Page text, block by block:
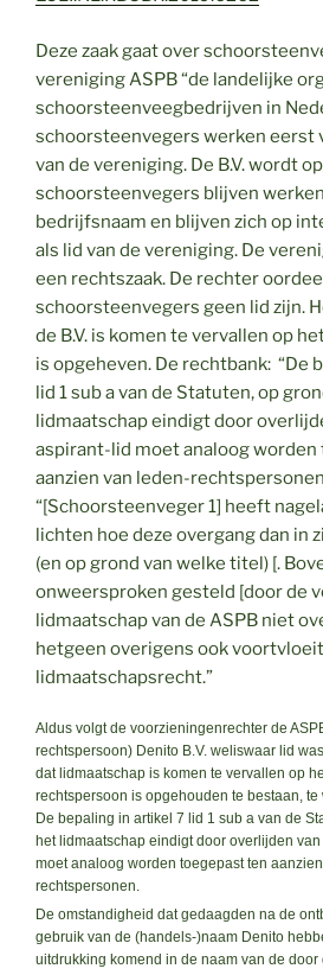
Deze zaak gaat over
vereniging ASPB “de landelijke
schoorsteenveegbedrijven in
schoorsteenvegers werken eerst
van de vereniging. De B.V. wordt
schoorsteenvegers blijven
bedrijfsnaam en blijven zich op
als lid van de vereniging. De
een rechtszaak. De rechter
schoorsteenvegers geen lid zijn.
de B.V. is komen te vervallen op
is opgeheven. De rechtbank: “De
lid 1 sub a van de Statuten, op
lidmaatschap eindigt door
aspirant-lid moet analoog
aanzien van leden-
“[Schoorsteenveger 1] heeft
lichten hoe deze overgang dan in
(en op grond van welke titel) [.
onweersproken gesteld [door de
lidmaatschap van de ASPB niet
hetgeen overigens ook
lidmaatschapsrecht.”
Aldus volgt de voorzieningenrechter de
rechtspersoon) Denito B.V. weliswaar lid
dat lidmaatschap is komen te vervallen op
rechtspersoon is opgehouden te bestaan,
De bepaling in artikel 7 lid 1 sub a van de
het lidmaatschap eindigt door overlijden
moet analoog worden toegepast ten
rechtspersonen.
De omstandigheid dat gedaagden na de
gebruik van de (handels-)naam Denito
uitdrukking komend in de naam van de